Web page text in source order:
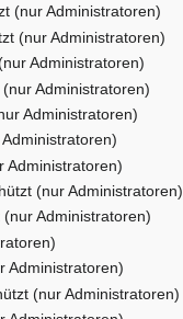
(nur Administratoren)
(nur Administratoren)
Administratoren)
Administratoren)
Administratoren)
Administratoren)
(nur Administratoren)
Administratoren)
Administratoren)
(nur Administratoren)